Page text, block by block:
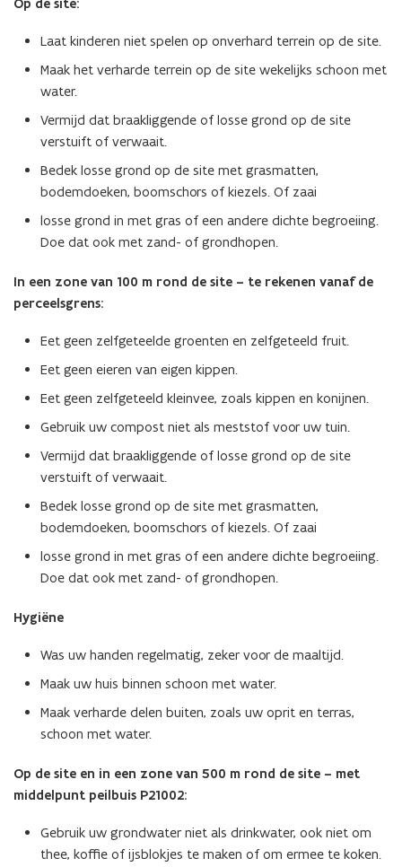
Op de site:
Laat kinderen niet spelen op onverhard terrein op de site.
Maak het verharde terrein op de site wekelijks schoon met
water.
Vermijd dat braakliggende of losse grond op de site
verstuift of verwaait.
Bedek losse grond op de site met grasmatten,
bodemdoeken, boomschors of kiezels. Of zaai
losse grond in met gras of een andere dichte begroeiing.
Doe dat ook met zand- of grondhopen.
In een zone van 100 m rond de site – te rekenen vanaf de
perceelsgrens:
Eet geen zelfgeteelde groenten en zelfgeteeld fruit.
Eet geen eieren van eigen kippen.
Eet geen zelfgeteeld kleinvee, zoals kippen en konijnen.
Gebruik uw compost niet als meststof voor uw tuin.
Vermijd dat braakliggende of losse grond op de site
verstuift of verwaait.
Bedek losse grond op de site met grasmatten,
bodemdoeken, boomschors of kiezels. Of zaai
losse grond in met gras of een andere dichte begroeiing.
Doe dat ook met zand- of grondhopen.
Hygiëne
Was uw handen regelmatig, zeker voor de maaltijd.
Maak uw huis binnen schoon met water.
Maak verharde delen buiten, zoals uw oprit en terras,
schoon met water.
Op de site en in een zone van 500 m rond de site – met
middelpunt peilbuis P21002:
Gebruik uw grondwater niet als drinkwater, ook niet om
thee, koffie of ijsblokjes te maken of om ermee te koken.